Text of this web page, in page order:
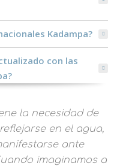
Kadampa?
con las
la necesidad de
en el agua,
ante
imaginamos a